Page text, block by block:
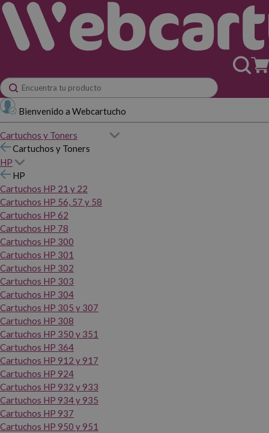
Bienvenido a Webcartucho
Cartuchos y Toners
Cartuchos y Toners
HP
HP
Cartuchos HP 21 y 22
Cartuchos HP 56, 57 y 58
Cartuchos HP 62
Cartuchos HP 78
Cartuchos HP 300
Cartuchos HP 301
Cartuchos HP 302
Cartuchos HP 303
Cartuchos HP 304
Cartuchos HP 305 y 307
Cartuchos HP 308
Cartuchos HP 350 y 351
Cartuchos HP 364
Cartuchos HP 912 y 917
Cartuchos HP 924
Cartuchos HP 932 y 933
Cartuchos HP 934 y 935
Cartuchos HP 937
Cartuchos HP 950 y 951